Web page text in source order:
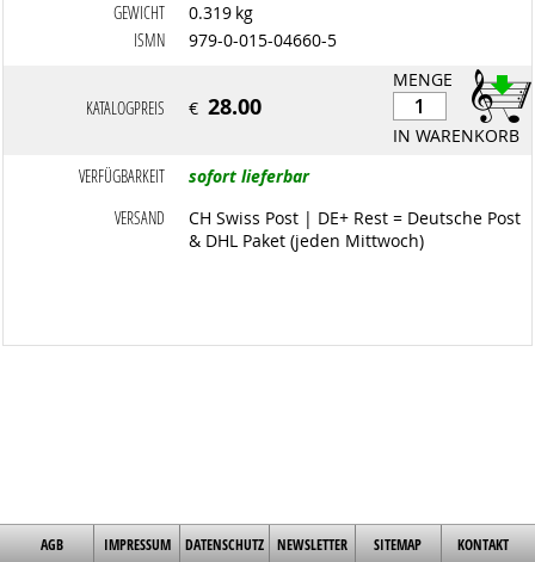
GEWICHT
0.319 kg
ISMN
979-0-015-04660-5
MENGE
IN WARENKORB
KATALOGPREIS €28.00
VERFÜGBARKEIT
sofort lieferbar
VERSAND
CH Swiss Post | DE+ Rest = Deutsche Post
& DHL Paket (jeden Mittwoch)
AGB IMPRESSUM DATENSCHUTZ NEWSLETTER SITEMAP KONTAKT